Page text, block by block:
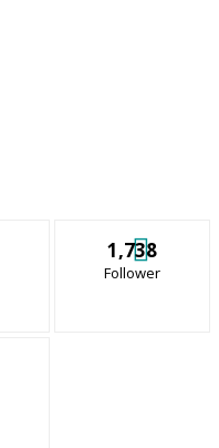
1,738
Follower